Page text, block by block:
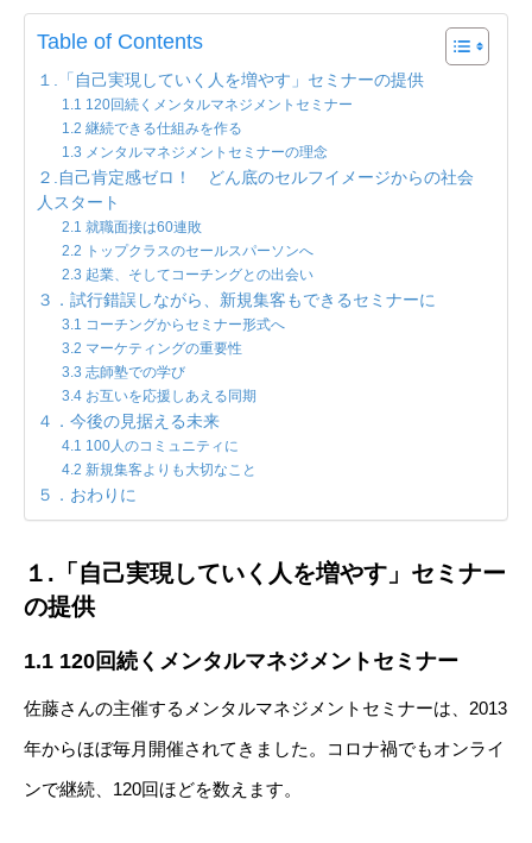
Table of Contents
１.「自己実現していく人を増やす」セミナーの提供
1.1 120回続くメンタルマネジメントセミナー
1.2 継続できる仕組みを作る
1.3 メンタルマネジメントセミナーの理念
２.自己肯定感ゼロ！ どん底のセルフイメージからの社会
人スタート
2.1 就職面接は60連敗
2.2 トップクラスのセールスパーソンへ
2.3 起業、そしてコーチングとの出会い
３．試行錯誤しながら、新規集客もできるセミナーに
3.1 コーチングからセミナー形式へ
3.2 マーケティングの重要性
3.3 志師塾での学び
3.4 お互いを応援しあえる同期
４．今後の見据える未来
4.1 100人のコミュニティに
4.2 新規集客よりも大切なこと
５．おわりに
１.「自己実現していく人を増やす」セミナー
の提供
1.1 120回続くメンタルマネジメントセミナー
佐藤さんの主催するメンタルマネジメントセミナーは、2013
年からほぼ毎月開催されてきました。コロナ禍でもオンライ
ンで継続、120回ほどを数えます。